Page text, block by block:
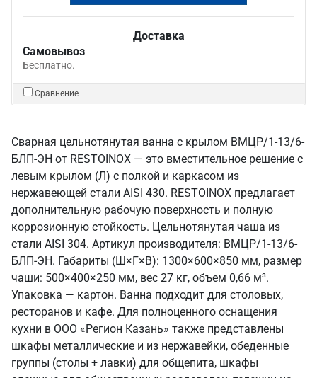
Доставка
Самовывоз
Бесплатно.
Сравнение
Сварная цельнотянутая ванна с крылом ВМЦР/1-13/6-
БЛП-ЭН от RESTOINOX — это вместительное решение с
левым крылом (Л) с полкой и каркасом из
нержавеющей стали AISI 430. RESTOINOX предлагает
дополнительную рабочую поверхность и полную
коррозионную стойкость. Цельнотянутая чаша из
стали AISI 304. Артикул производителя: ВМЦР/1-13/6-
БЛП-ЭН. Габариты (Ш×Г×В): 1300×600×850 мм, размер
чаши: 500×400×250 мм, вес 27 кг, объем 0,66 м³.
Упаковка — картон. Ванна подходит для столовых,
ресторанов и кафе. Для полноценного оснащения
кухни в ООО «Регион Казань» также представлены
шкафы металлические и из нержавейки, обеденные
группы (столы + лавки) для общепита, шкафы